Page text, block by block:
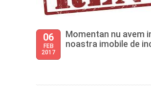
06
FEB
2017
Momentan nu avem
noastra imobile de